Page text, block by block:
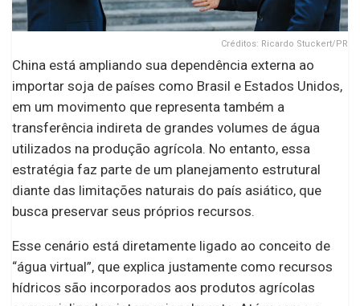
Créditos: Ricardo Stuckert/PR
China está ampliando sua dependência externa ao
importar soja de países como Brasil e Estados Unidos,
em um movimento que representa também a
transferência indireta de grandes volumes de água
utilizados na produção agrícola. No entanto, essa
estratégia faz parte de um planejamento estrutural
diante das limitações naturais do país asiático, que
busca preservar seus próprios recursos.
Esse cenário está diretamente ligado ao conceito de
“água virtual”, que explica justamente como recursos
hídricos são incorporados aos produtos agrícolas